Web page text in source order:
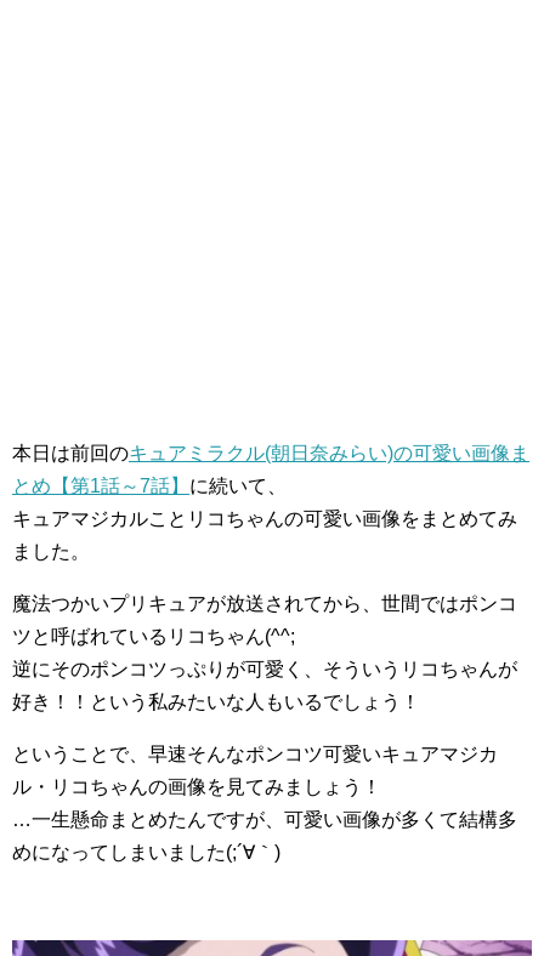
本日は前回のキュアミラクル(朝日奈みらい)の可愛い画像ま
とめ【第1話～7話】 に続いて、
キュアマジカルことリコちゃんの可愛い画像をまとめてみ
ました。
魔法つかいプリキュアが放送されてから、世間ではポンコ
ツと呼ばれているリコちゃん(^^;
逆にそのポンコツっぷりが可愛く、そういうリコちゃんが
好き！！という私みたいな人もいるでしょう！
ということで、早速そんなポンコツ可愛いキュアマジカ
ル・リコちゃんの画像を見てみましょう！
…一生懸命まとめたんですが、可愛い画像が多くて結構多
めになってしまいました(;´∀｀)